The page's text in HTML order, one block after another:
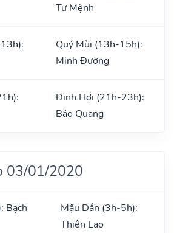
Tư Mệnh
Quý Mùi (13h-15h):
Minh Đường
Đinh Hợi (21h-23h):
Bảo Quang
03/01/2020
Bạch
Mậu Dần (3h-5h):
Thiên Lao